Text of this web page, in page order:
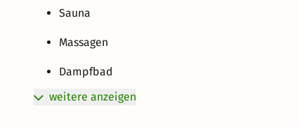
Sauna
Massagen
Dampfbad
weitere anzeigen